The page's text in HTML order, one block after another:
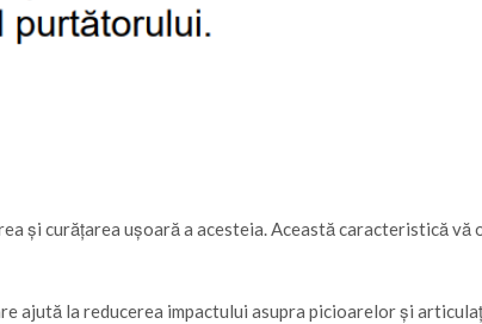
și curățarea ușoară a acesteia. Această caracteristică
ajută la reducerea impactului asupra picioarelor și